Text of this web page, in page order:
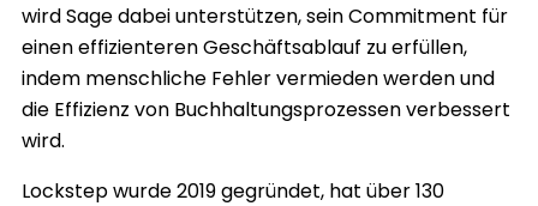
wird Sage dabei unterstützen, sein Commitment für
einen effizienteren Geschäftsablauf zu erfüllen,
indem menschliche Fehler vermieden werden und
die Effizienz von Buchhaltungsprozessen verbessert
wird.
Lockstep wurde 2019 gegründet, hat über 130